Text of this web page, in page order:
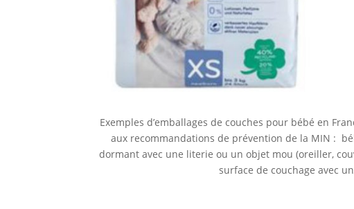
Exemples d’emballages de couches pour bébé en
aux recommandations de prévention de la MIN :
dormant avec une literie ou un objet mou (oreiller,
surface de couchage avec